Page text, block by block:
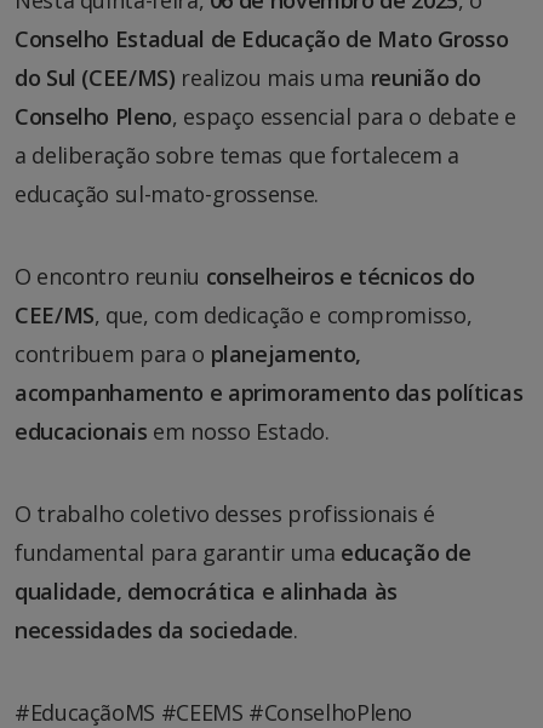
Conselho Estadual de Educação de Mato Grosso
do Sul (CEE/MS) realizou mais uma reunião do
Conselho Pleno, espaço essencial para o debate e
a deliberação sobre temas que fortalecem a
educação sul-mato-grossense.
O encontro reuniu conselheiros e técnicos do
CEE/MS, que, com dedicação e compromisso,
contribuem para o planejamento,
acompanhamento e aprimoramento das políticas
educacionais em nosso Estado.
O trabalho coletivo desses profissionais é
fundamental para garantir uma educação de
qualidade, democrática e alinhada às
necessidades da sociedade.
#EducaçãoMS #CEEMS #ConselhoPleno